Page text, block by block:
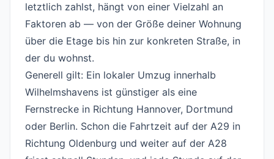
letztlich zahlst, hängt von einer Vielzahl an
Faktoren ab — von der Größe deiner Wohnung
über die Etage bis hin zur konkreten Straße, in
der du wohnst.
Generell gilt: Ein lokaler Umzug innerhalb
Wilhelmshavens ist günstiger als eine
Fernstrecke in Richtung Hannover, Dortmund
oder Berlin. Schon die Fahrtzeit auf der A29 in
Richtung Oldenburg und weiter auf der A28